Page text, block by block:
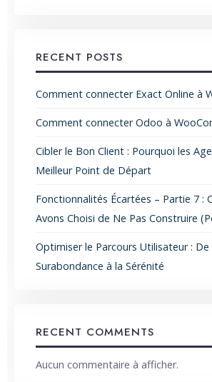
RECENT POSTS
Comment connecter Exact Online à
Comment connecter Odoo à
Cibler le Bon Client : Pourquoi les
Meilleur Point de Départ
Fonctionnalités Écartées – Partie 7 :
Avons Choisi de Ne Pas Construire
Optimiser le Parcours Utilisateur : De
Surabondance à la Sérénité
RECENT COMMENTS
Aucun commentaire à afficher.